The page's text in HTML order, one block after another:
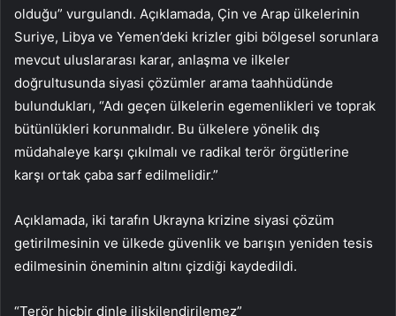
olduğu” vurgulandı. Açıklamada, Çin ve Arap ülkelerinin
Suriye, Libya ve Yemen’deki krizler gibi bölgesel sorunlara
mevcut uluslararası karar, anlaşma ve ilkeler
doğrultusunda siyasi çözümler arama taahhüdünde
bulundukları, “Adı geçen ülkelerin egemenlikleri ve toprak
bütünlükleri korunmalıdır. Bu ülkelere yönelik dış
müdahaleye karşı çıkılmalı ve radikal terör örgütlerine
karşı ortak çaba sarf edilmelidir.”
Açıklamada, iki tarafın Ukrayna krizine siyasi çözüm
getirilmesinin ve ülkede güvenlik ve barışın yeniden tesis
edilmesinin öneminin altını çizdiği kaydedildi.
“Terör hiçbir dinle ilişkilendirilemez”